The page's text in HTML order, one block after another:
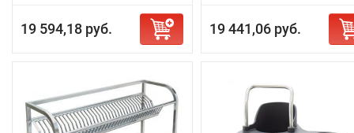
19 594,18 руб. 19 441,06 руб.